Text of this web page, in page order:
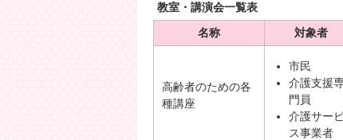
教室・講演会一覧表
名称
対象者
高齢者のための各
種講座
市民
介護支援
門員
介護サー
ス事業者